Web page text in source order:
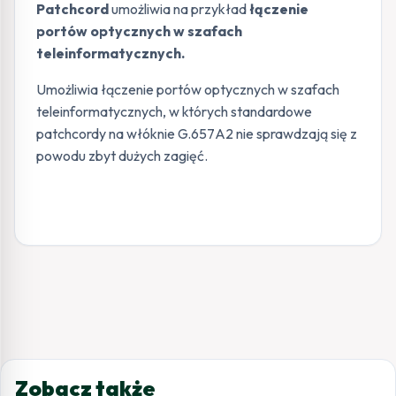
Patchcordumożliwia na przykładłączenie
portów optycznych w szafach
teleinformatycznych.
Umożliwia łączenie portów optycznych w szafach
teleinformatycznych, w których standardowe
patchcordy na włóknie G.657A2 nie sprawdzają się z
powodu zbyt dużych zagięć.
Zobacz także